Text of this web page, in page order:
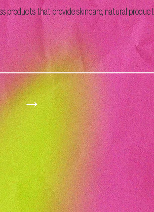
products that provide skincare, natural
→